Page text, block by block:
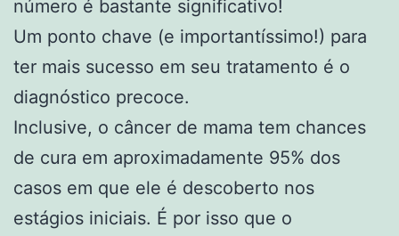
número é bastante significativo!
Um ponto chave (e importantíssimo!) para
ter mais sucesso em seu tratamento é o
diagnóstico precoce.
Inclusive, o câncer de mama tem chances
de cura em aproximadamente 95% dos
casos em que ele é descoberto nos
estágios iniciais. É por isso que o